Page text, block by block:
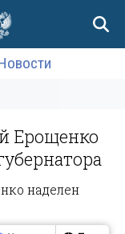
Ерощенко
наделен